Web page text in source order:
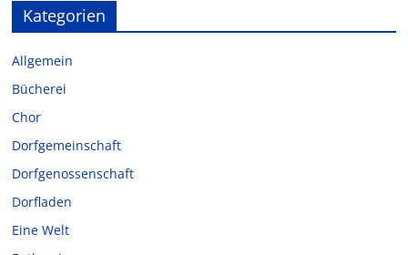
Kategorien
Allgemein
Bücherei
Chor
Dorfgemeinschaft
Dorfgenossenschaft
Dorfladen
Eine Welt